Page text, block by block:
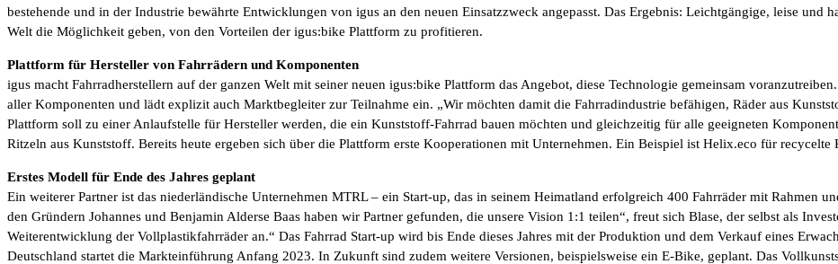
bestehende und in der Industrie bewährte Entwicklungen von igus an den neuen Einsatzzweck angepasst. Das Ergebnis: Leichtgängige, leise und
Welt die Möglichkeit geben, von den Vorteilen der igus:bike Plattform zu profitieren.
Plattform für Hersteller von Fahrrädern und Komponenten
igus macht Fahrradherstellern auf der ganzen Welt mit seiner neuen igus:bike Plattform das Angebot, diese Technologie gemeinsam
aller Komponenten und lädt explizit auch Marktbegleiter zur Teilnahme ein. „Wir möchten damit die Fahrradindustrie befähigen, Räder aus
Plattform soll zu einer Anlaufstelle für Hersteller werden, die ein Kunststoff-Fahrrad bauen möchten und gleichzeitig für alle geeigneten
Ritzeln aus Kunststoff. Bereits heute ergeben sich über die Plattform erste Kooperationen mit Unternehmen. Ein Beispiel ist Helix.eco für
Erstes Modell für Ende des Jahres geplant
Ein weiterer Partner ist das niederländische Unternehmen MTRL – ein Start-up, das in seinem Heimatland erfolgreich 400 Fahrräder mit Rahmen
den Gründern Johannes und Benjamin Alderse Baas haben wir Partner gefunden, die unsere Vision 1:1 teilen“, freut sich Blase, der selbst als
Weiterentwicklung der Vollplastikfahrräder an.“ Das Fahrrad Start-up wird bis Ende dieses Jahres mit der Produktion und dem Verkauf eines
Deutschland startet die Markteinführung Anfang 2023. In Zukunft sind zudem weitere Versionen, beispielsweise ein E-Bike, geplant. Das